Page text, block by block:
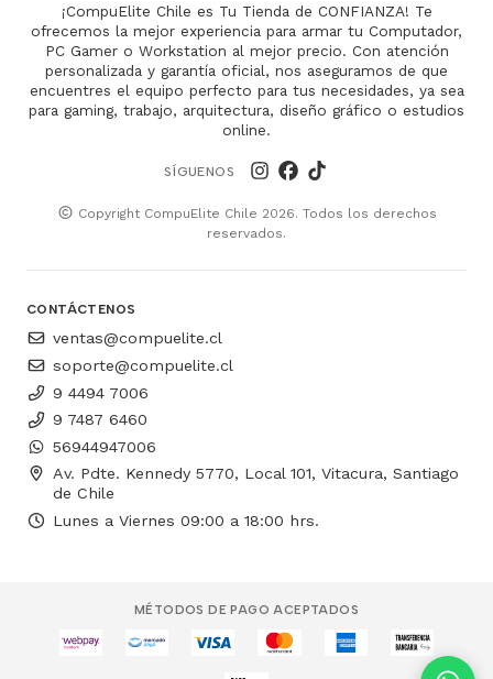
¡CompuElite Chile es Tu Tienda de CONFIANZA! Te
ofrecemos la mejor experiencia para armar tu Computador,
PC Gamer o Workstation al mejor precio. Con atención
personalizada y garantía oficial, nos aseguramos de que
encuentres el equipo perfecto para tus necesidades, ya sea
para gaming, trabajo, arquitectura, diseño gráfico o estudios
online.
SÍGUENOS
Copyright CompuElite Chile 2026. Todos los derechos
reservados.
CONTÁCTENOS
ventas@compuelite.cl
soporte@compuelite.cl
9 4494 7006
9 7487 6460
56944947006
Av. Pdte. Kennedy 5770, Local 101, Vitacura, Santiago
de Chile
Lunes a Viernes 09:00 a 18:00 hrs.
MÉTODOS DE PAGO ACEPTADOS